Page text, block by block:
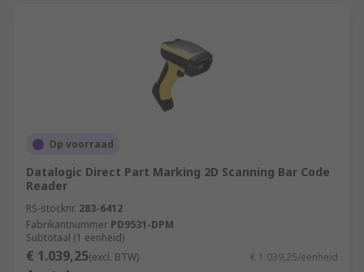
Op voorraad
Datalogic Direct Part Marking 2D Scanning Bar Code
Reader
RS-stocknr. 283-6412
Fabrikantnummer PD9531-DPM
Subtotaal (1 eenheid)
€ 1.039,25(excl. BTW) € 1.039,25/eenheid